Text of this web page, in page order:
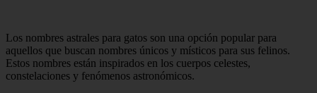
Los nombres astrales para gatos son una opción popular para
aquellos que buscan nombres únicos y místicos para sus felinos.
Estos nombres están inspirados en los cuerpos celestes,
constelaciones y fenómenos astronómicos.